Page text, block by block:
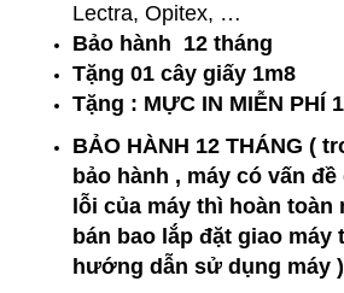
Lectra, Opitex, …
Bảo hành 12 tháng
Tặng 01 cây giấy 1m8
Tặng : MỰC IN MIỄN PHÍ
BẢO HÀNH 12 THÁNG (
bảo hành , máy có vấn
lỗi của máy thì hoàn toàn
bán bao lắp đặt giao máy
hướng dẫn sử dụng máy )